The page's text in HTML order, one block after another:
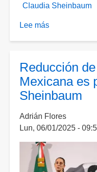
Claudia Sheinbaum
Lee más
rutas,
el
PAN
a
Sheinbaum
un
sobre
Reducción
Mexicana es
Sheinbaum
Adrián Flores
Lun, 06/01/2025 -